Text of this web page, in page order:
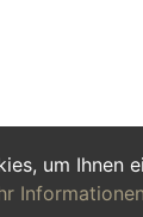
um Ihnen
Informationen